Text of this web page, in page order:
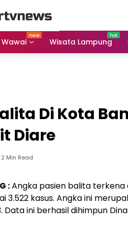
Wisata Lampung
Di Kota
Diare
2 Min Read
:Angka pasien balita
kasus. Angka ini
Data ini berhasil dihimpun